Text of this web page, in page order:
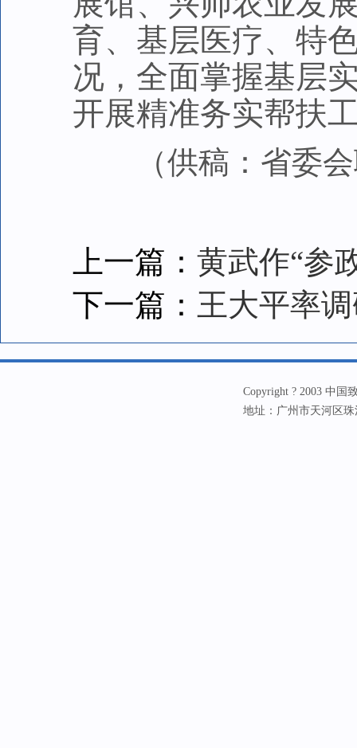
育、基层医疗、特
况，全面掌握基层
开展精准务实帮扶
（供稿：省委
上一篇： 黄武作“参
下一篇： 王大平率
Copyright ? 2003 中国
地址：广州市天河区